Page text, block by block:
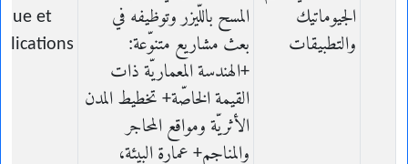
الجيوماتيك
والتطبيقات
المسح باللّيزر وتوظيفه في
بعث مشاريع متنوّعة:
+الهندسة المعماريّة ذات
القيمة الخاصّة+ تخطيط المدن
الأثريّة ومواقع المحاجر
والمناجم+ عمارة البيئة،
et